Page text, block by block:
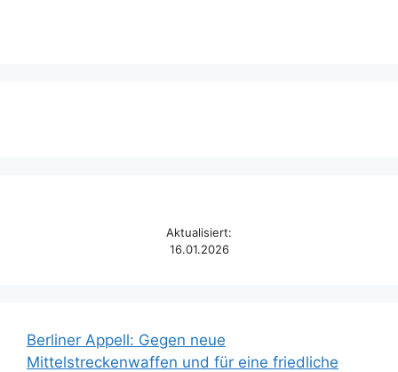
Aktualisiert:
16.01.2026
Berliner Appell: Gegen neue
Mittelstreckenwaffen und für eine friedliche